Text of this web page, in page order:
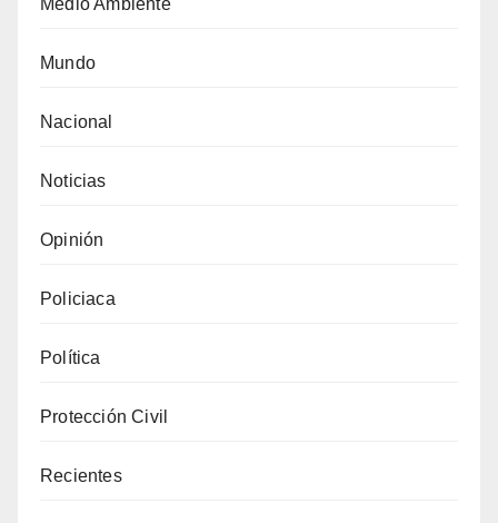
Mundo
Nacional
Noticias
Opinión
Policiaca
Política
Protección Civil
Recientes